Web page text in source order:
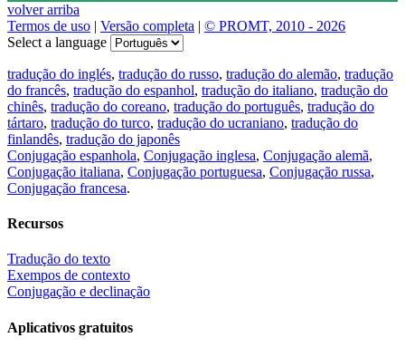
volver arriba
Termos de uso | Versão completa | © PROMT, 2010 - 2026
Select a language
tradução do inglés, tradução do russo, tradução do alemão, tradução
do francês, tradução do espanhol, tradução do italiano, tradução do
chinês, tradução do coreano, tradução do português, tradução do
tártaro, tradução do turco, tradução do ucraniano, tradução do
finlandês, tradução do japonês
Conjugação espanhola, Conjugação inglesa, Conjugação alemã,
Conjugação italiana, Conjugação portuguesa, Conjugação russa,
Conjugação francesa.
Recursos
Tradução do texto
Exempos de contexto
Conjugação e declinação
Aplicativos gratuitos